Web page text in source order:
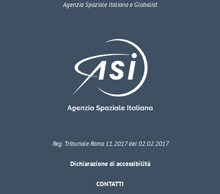
Agenzia Spaziale Italiana e Globalist
Reg. Tribunale Roma 11.2017 del 02.02.2017
Dichiarazione di accessibilità
CONTATTI